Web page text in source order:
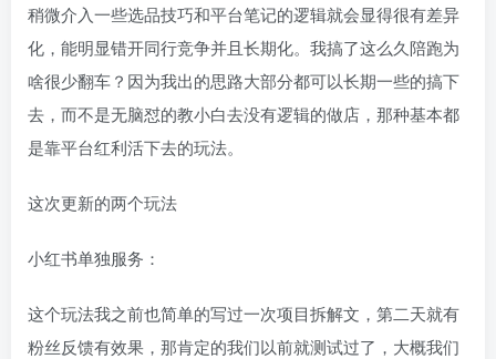
稍微介入一些选品技巧和平台笔记的逻辑就会显得很有差异
化，能明显错开同行竞争并且长期化。我搞了这么久陪跑为
啥很少翻车？因为我出的思路大部分都可以长期一些的搞下
去，而不是无脑怼的教小白去没有逻辑的做店，那种基本都
是靠平台红利活下去的玩法。
这次更新的两个玩法
小红书单独服务：
这个玩法我之前也简单的写过一次项目拆解文，第二天就有
粉丝反馈有效果，那肯定的我们以前就测试过了，大概我们